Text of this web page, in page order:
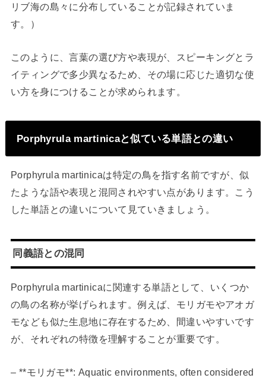
リブ海の島々に分布していることが記録されていま
す。）
このように、言葉の選び方や表現が、スピーキングとラ
イティングで多少異なるため、その場に応じた適切な使
い方を身につけることが求められます。
Porphyrula martinicaと似ている単語との違い
Porphyrula martinicaは特定の鳥を指す名前ですが、似
たような語や表現と混同されやすい点があります。こう
した単語との違いについて見ていきましょう。
同義語との混同
Porphyrula martinicaに関連する単語として、いくつか
の鳥の名称が挙げられます。例えば、モリガモやアオガ
モなども似た生息地に存在するため、間違いやすいです
が、それぞれの特徴を理解することが重要です。
– **モリガモ**: Aquatic environments, often considered